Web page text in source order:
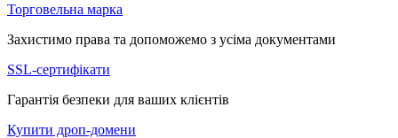
Торговельна марка
Захистимо права та допоможемо з усіма документами
SSL-сертифікати
Гарантія безпеки для ваших клієнтів
Купити дроп-домени